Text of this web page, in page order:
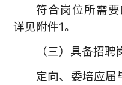
符合岗位所需
详见附件1。
（三）具备招
定向、委培应届